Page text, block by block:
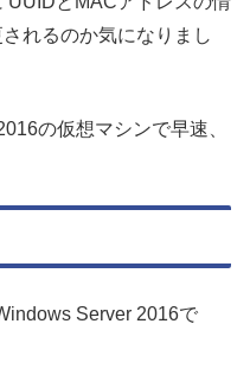
れるのか気になりまし
の仮想マシンで早速、
Server 2016で